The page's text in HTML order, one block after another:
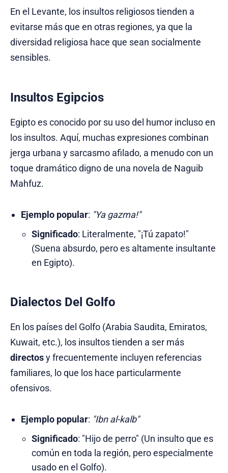
En el Levante, los insultos religiosos tienden a
evitarse más que en otras regiones, ya que la
diversidad religiosa hace que sean socialmente
sensibles.
Insultos Egipcios
Egipto es conocido por su uso del humor incluso en
los insultos. Aquí, muchas expresiones combinan
jerga urbana y sarcasmo afilado, a menudo con un
toque dramático digno de una novela de Naguib
Mahfuz.
Ejemplo popular: "Ya gazma!"
Significado: Literalmente, "¡Tú zapato!"
(Suena absurdo, pero es altamente insultante
en Egipto).
Dialectos Del Golfo
En los países del Golfo (Arabia Saudita, Emiratos,
Kuwait, etc.), los insultos tienden a ser más
directosy frecuentemente incluyen referencias
familiares, lo que los hace particularmente
ofensivos.
Ejemplo popular: "Ibn al-kalb"
Significado: "Hijo de perro" (Un insulto que es
común en toda la región, pero especialmente
usado en el Golfo).